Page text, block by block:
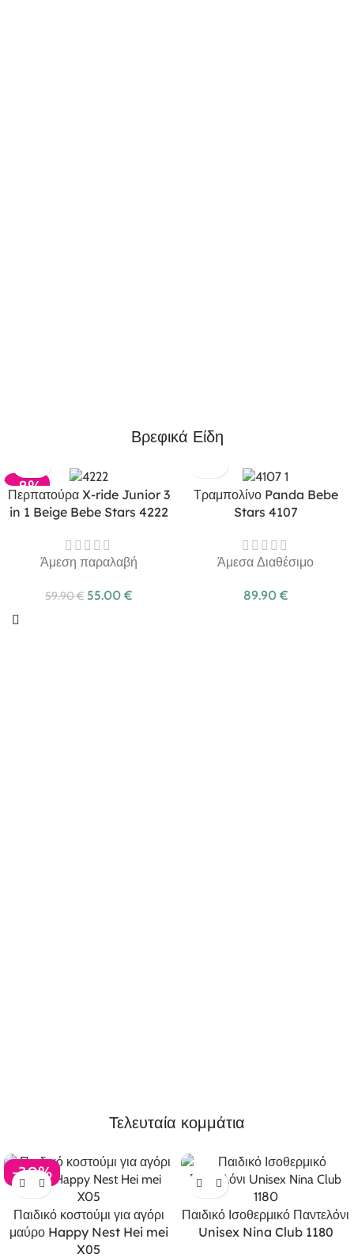
Βρεφικά Είδη
-8%
Περπατούρα X-ride Junior 3
in 1 Beige Bebe Stars 4222
Άμεση παραλαβή
59.90€ 55.00 €
Τραμπολίνο Panda Bebe
Stars 4107
Άμεσα Διαθέσιμο
89.90 €
Τελευταία κομμάτια
-30%
Παιδικό κοστούμι για αγόρι
μαύρο Happy Nest Hei mei
X05
Παιδικό Ισοθερμικό Παντελόνι
Unisex Nina Club 1180